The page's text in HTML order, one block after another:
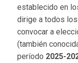
establecido en
dirige a todos
convocar a
(también
período 2025-